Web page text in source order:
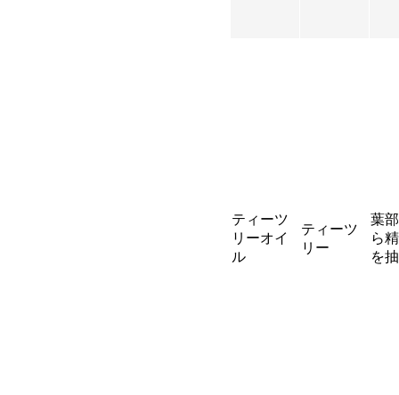
ティーツ
リーオイ
ル
ティーツ
リー
葉
ら
を